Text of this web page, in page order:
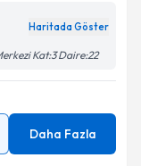
Haritada Göster
Kat:3 Daire:22
Daha Fazla